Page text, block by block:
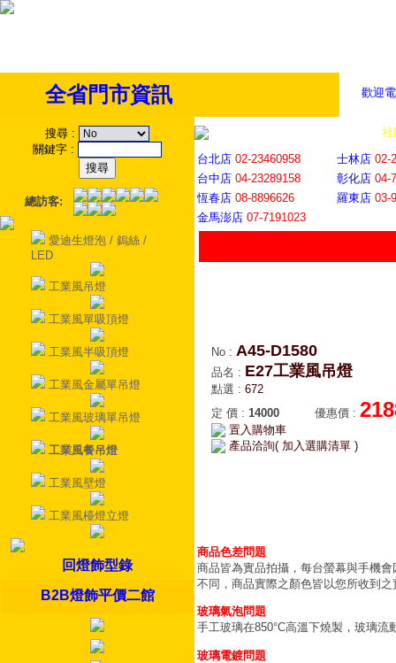
歡迎
全省門市資訊
搜尋 :
關鍵字 :
總訪客:
愛迪生燈泡 / 鎢絲 /
LED
工業風吊燈
工業風單吸頂燈
工業風半吸頂燈
工業風金屬單吊燈
工業風玻璃單吊燈
工業風餐吊燈
工業風壁燈
工業風檯燈立燈
回燈飾型錄
B2B燈飾平價二館
社
台北店 02-23460958 士林店 02-
台中店 04-23289158 彰化店 04-
恆春店 08-8896626 羅東店 03-
金馬澎店 07-7191023
No : A45-D1580
品名 : E27工業風吊燈
點選 : 672
定 價 : 14000 優惠價 :
置入購物車
產品洽詢( 加入選購清單 )
商品色差問題
商品皆為實品拍攝，每台螢幕與手機
不同，商品實際之顏色皆以您所收到之
玻璃氣泡問題
手工玻璃在850°C高溫下燒製，玻璃
玻璃電鍍問題